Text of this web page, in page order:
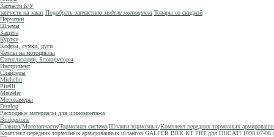
Запчасти Б/У
запчасти на заказ Подобрать запчастипо модели мотоцикла Товары со скидкой
Перчатки
Шлемы
Защита
Куртки
Кофры, сумки, дуги
Чехлы на мотоциклы
Сигнализации, Блокираторы
Инструмент
Слайдеры
Michelin
Pirelli
Metzeler
Мотокамеры
Dunlop
Расходные материалы для шиномонтажа
Bridgestone
Главная/Мотозапчасти/Тормозная система/Шланги тормозные/Комплект передних тормозных
Комплект передних тормозных армированных шлангов GALFER BRK KT FRT для DUCATI 1098 07-